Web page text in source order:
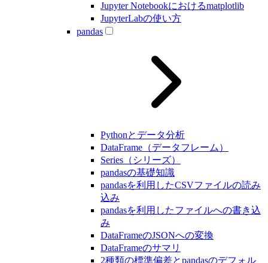
Jupyter Notebookにおけるmatplotlib
JupyterLabの使い方
pandas
Pythonとデータ分析
DataFrame（データフレーム）
Series（シリーズ）
pandasの基礎知識
pandasを利用したCSVファイルの読み
込み
pandasを利用したファイルへの書き込
み
DataFrameのJSONへの変換
DataFrameのサマリ
2種類の標準偏差とpandasのデフォル